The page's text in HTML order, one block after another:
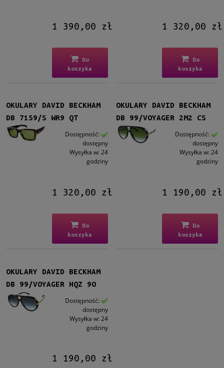
1 390,00 zł
Do
koszyka
1 320,00 zł
Do
koszyka
OKULARY DAVID BECKHAM
DB 7159/S WR9 QT
Dostępność:
dostępny
Wysyłka w: 24
godziny
1 320,00 zł
Do
koszyka
OKULARY DAVID BECKHAM
DB 99/VOYAGER 2M2 CS
Dostępność:
dostępny
Wysyłka w: 24
godziny
1 190,00 zł
Do
koszyka
OKULARY DAVID BECKHAM
DB 99/VOYAGER HQZ 9O
Dostępność:
dostępny
Wysyłka w: 24
godziny
1 190,00 zł